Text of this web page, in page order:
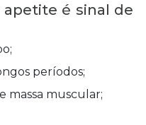
apetite é sinal de
períodos;
massa muscular;